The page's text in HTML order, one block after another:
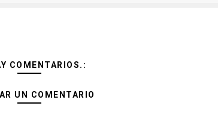
COMENTARIOS.:
UN COMENTARIO